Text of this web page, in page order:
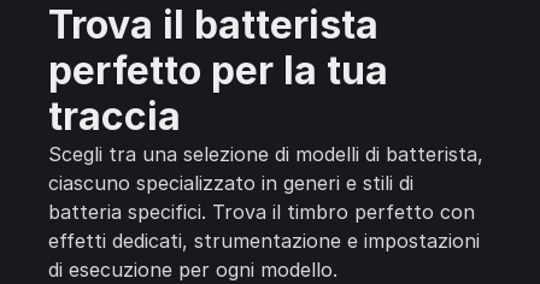
Trova il batterista
perfetto per la tua
traccia
Scegli tra una selezione di modelli di batterista,
ciascuno specializzato in generi e stili di
batteria specifici. Trova il timbro perfetto con
effetti dedicati, strumentazione e impostazioni
di esecuzione per ogni modello.